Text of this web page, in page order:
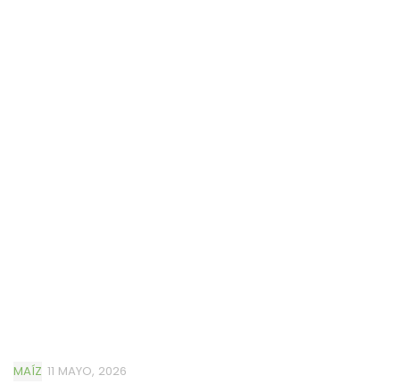
MAÍZ 11 MAYO, 2026